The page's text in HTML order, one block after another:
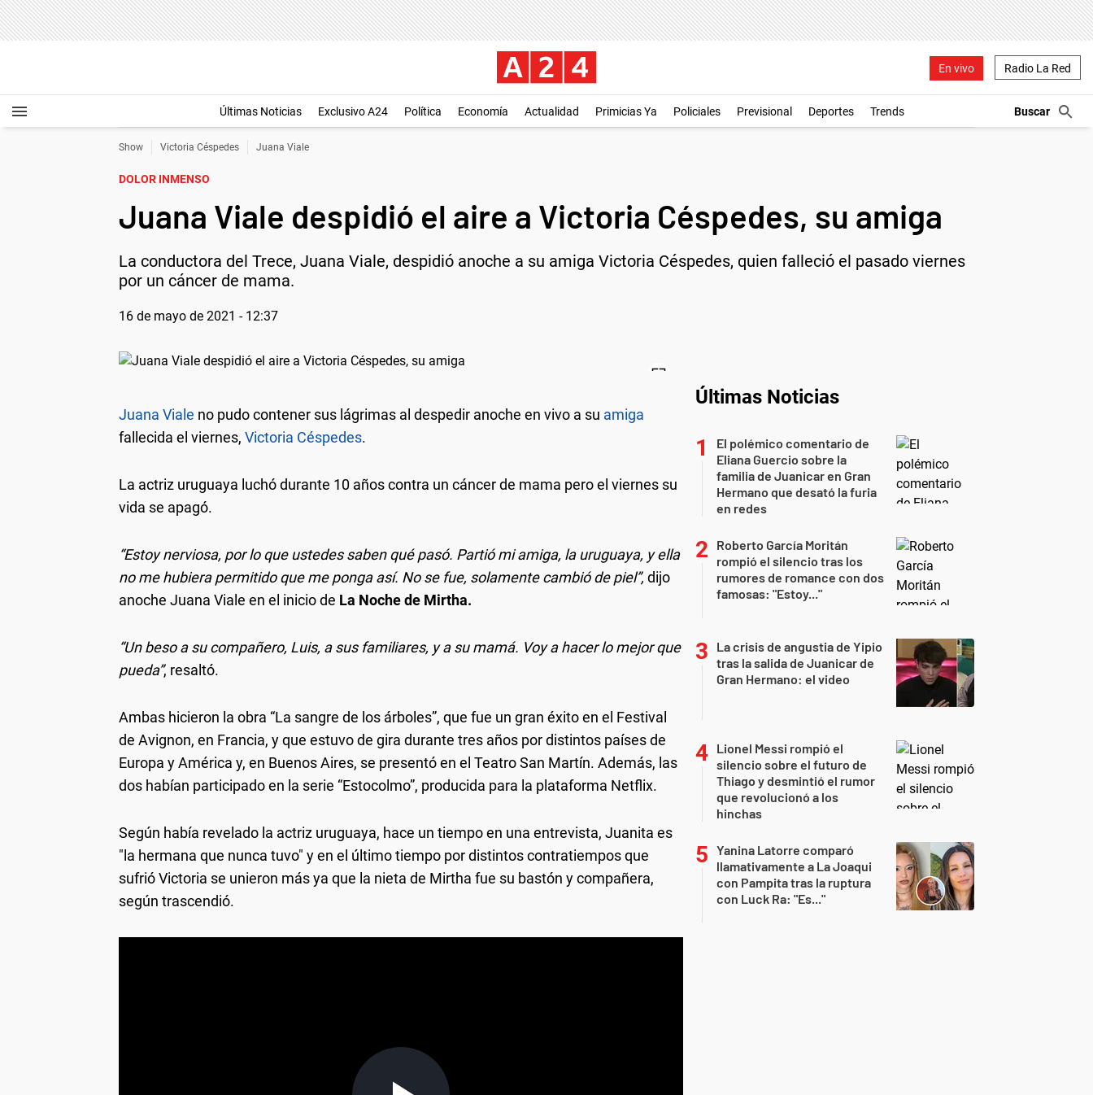
En vivo Radio La Red
Últimas Noticias Exclusivo A24 Política Economía Actualidad Primicias Ya Policiales Previsional Deportes Trends
Show Victoria Céspedes Juana Viale
DOLOR INMENSO
Juana Viale despidió el aire a Victoria Céspedes, su amiga
La conductora del Trece, Juana Viale, despidió anoche a su amiga Victoria Céspedes, quien falleció el pasado viernes
por un cáncer de mama.
16 de mayo de 2021 - 12:37
Juana Viale no pudo contener sus lágrimas al despedir anoche en vivo a su amiga
fallecida el viernes, Victoria Céspedes.
La actriz uruguaya luchó durante 10 años contra un cáncer de mama pero el viernes su
vida se apagó.
“Estoy nerviosa, por lo que ustedes saben qué pasó. Partió mi amiga, la uruguaya, y ella
no me hubiera permitido que me ponga así. No se fue, solamente cambió de piel”, dijo
anoche Juana Viale en el inicio de La Noche de Mirtha.
“Un beso a su compañero, Luis, a sus familiares, y a su mamá. Voy a hacer lo mejor que
pueda”, resaltó.
Ambas hicieron la obra “La sangre de los árboles”, que fue un gran éxito en el Festival
de Avignon, en Francia, y que estuvo de gira durante tres años por distintos países de
Europa y América y, en Buenos Aires, se presentó en el Teatro San Martín. Además, las
dos habían participado en la serie “Estocolmo”, producida para la plataforma Netflix.
Según había revelado la actriz uruguaya, hace un tiempo en una entrevista, Juanita es
"la hermana que nunca tuvo" y en el último tiempo por distintos contratiempos que
sufrió Victoria se unieron más ya que la nieta de Mirtha fue su bastón y compañera,
según trascendió.
Últimas Noticias
El polémico comentario de
Eliana Guercio sobre la
familia de Juanicar en Gran
Hermano que desató la furia
en redes
Roberto García Moritán
rompió el silencio tras los
rumores de romance con dos
famosas: "Estoy..."
La crisis de angustia de Yipio
tras la salida de Juanicar de
Gran Hermano: el video
Lionel Messi rompió el
silencio sobre el futuro de
Thiago y desmintió el rumor
que revolucionó a los
hinchas
Yanina Latorre comparó
llamativamente a La Joaqui
con Pampita tras la ruptura
con Luck Ra: "Es..."